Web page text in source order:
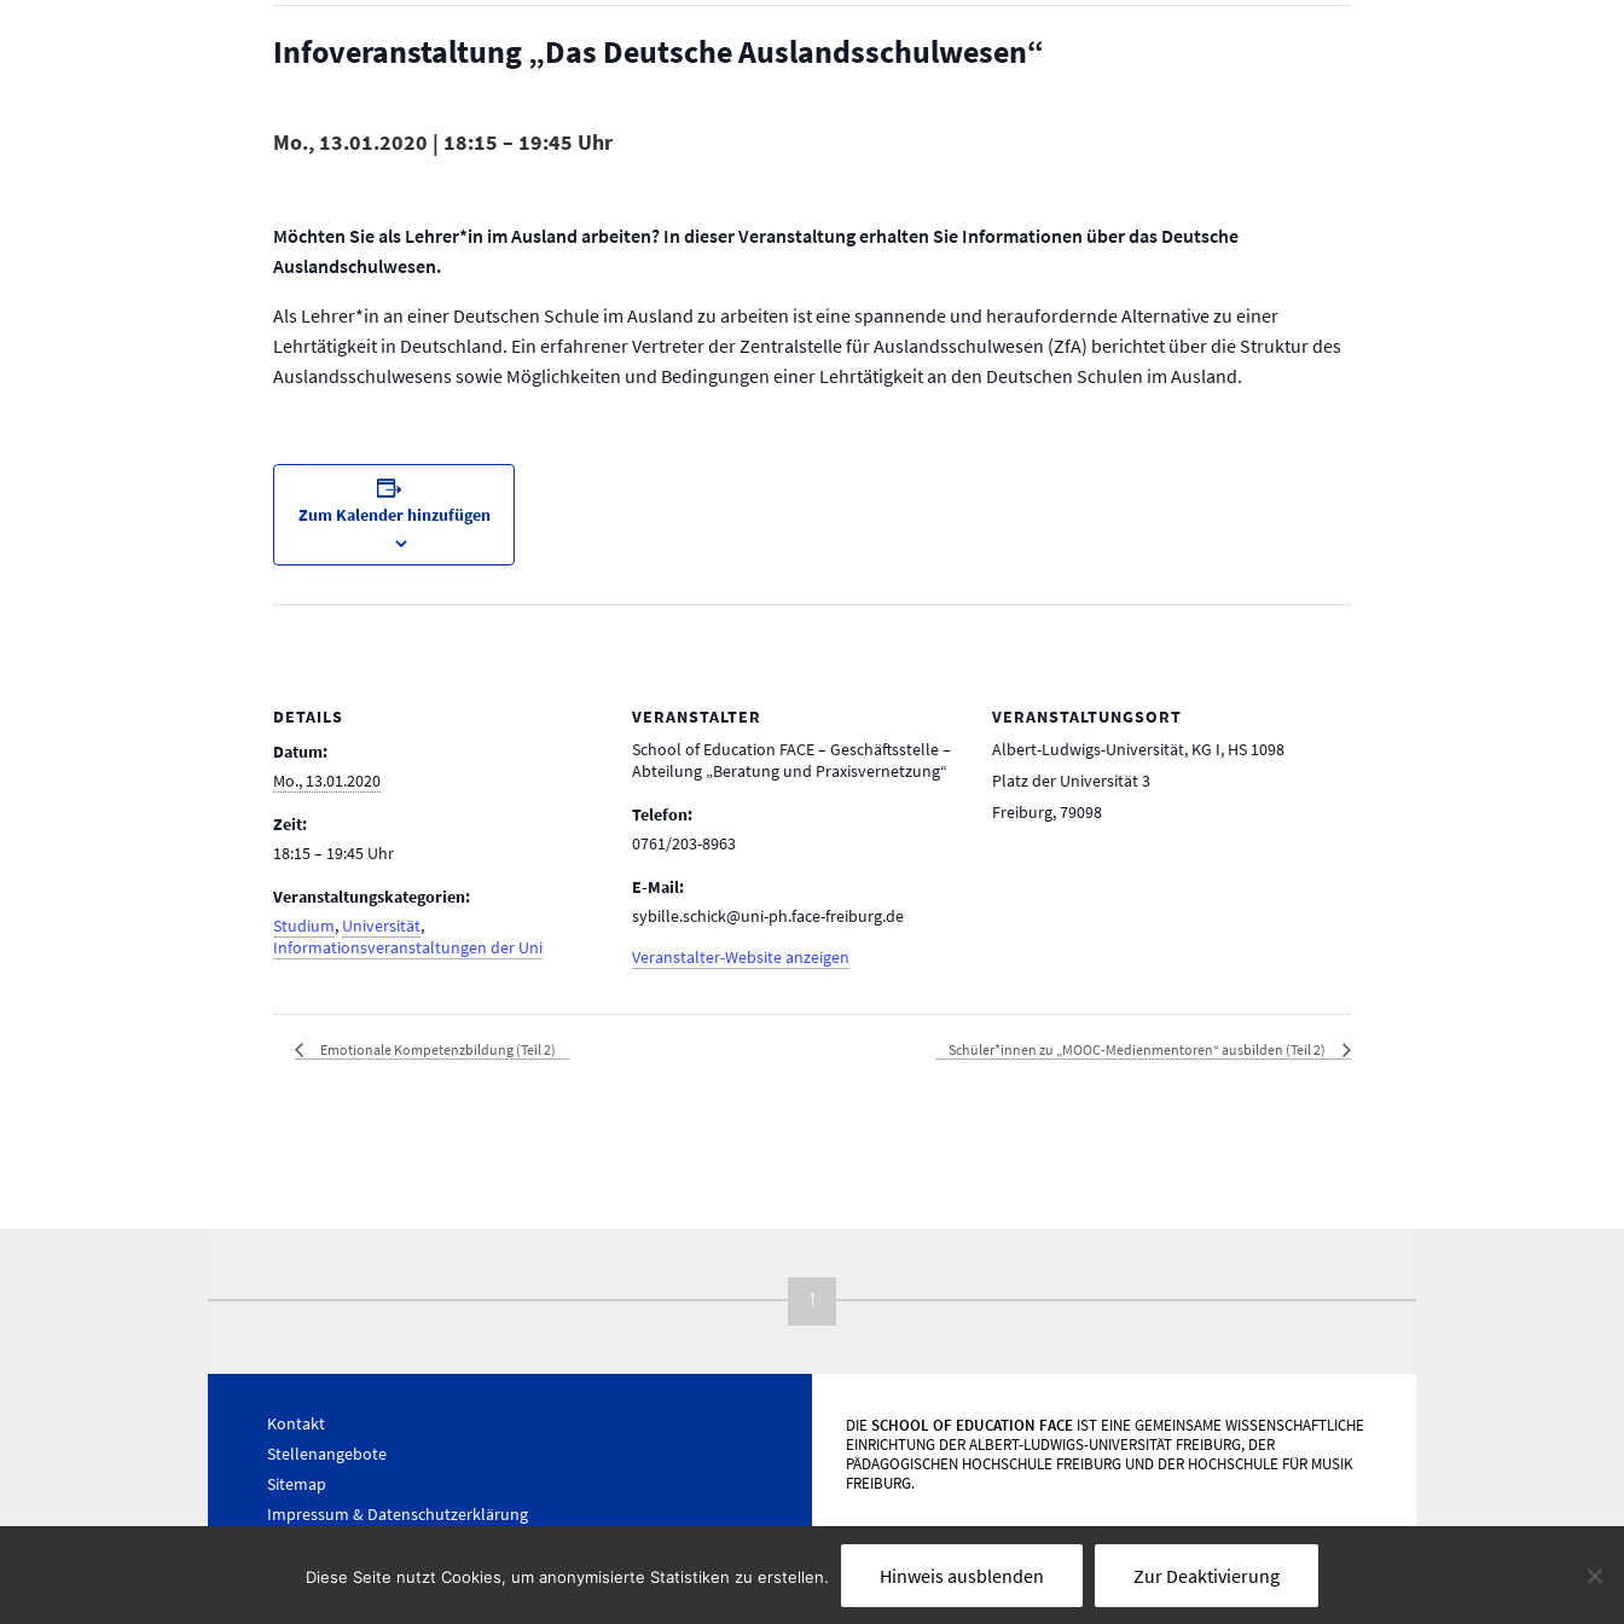
Infoveranstaltung „Das Deutsche Auslandsschulwesen“
Mo., 13.01.2020 | 18:15 – 19:45
Möchten Sie als Lehrer*in im Ausland arbeiten? In dieser Veranstaltung erhalten Sie Informationen über das Deutsche
Auslandschulwesen.
Als Lehrer*in an einer Deutschen Schule im Ausland zu arbeiten ist eine spannende und heraufordernde Alternative zu einer
Lehrtätigkeit in Deutschland. Ein erfahrener Vertreter der Zentralstelle für Auslandsschulwesen (ZfA) berichtet über die Struktur des
Auslandsschulwesens sowie Möglichkeiten und Bedingungen einer Lehrtätigkeit an den Deutschen Schulen im Ausland.
Zum Kalender hinzufügen
DETAILS
Datum:
Mo., 13.01.2020
Zeit:
18:15 – 19:45
Veranstaltungskategorien:
Studium, Universität,
Informationsveranstaltungen der Uni
VERANSTALTUNGSORT
Albert-Ludwigs-Universität, KG I, HS 1098
Platz der Universität 3
Freiburg,79098
VERANSTALTER
School of Education FACE – Geschäftsstelle –
Abteilung „Beratung und Praxisvernetzung“
Telefon:
0761/203-8963
E-Mail:
sybille.schick@uni-ph.face-freiburg.de
Veranstalter-Website anzeigen
Emotionale Kompetenzbildung (Teil 2) Schüler*innen zu „MOOC-Medienmentoren“ ausbilden (Teil 2)
↑
Kontakt
Stellenangebote
Sitemap
Impressum & Datenschutzerklärung
DIESCHOOL OF EDUCATION FACE IST EINE GEMEINSAME WISSENSCHAFTLICHE
EINRICHTUNG DER ALBERT-LUDWIGS-UNIVERSITÄT FREIBURG, DER
PÄDAGOGISCHEN HOCHSCHULE FREIBURG UND DER HOCHSCHULE FÜR MUSIK
FREIBURG.
Diese Seite nutzt Cookies, um anonymisierte Statistiken zu erstellen. Hinweis ausblenden Zur Deaktivierung